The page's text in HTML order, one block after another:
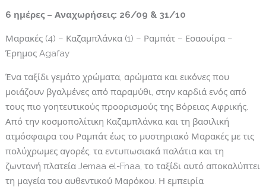
6 ημέρες – Αναχωρήσεις: 26/09 & 31/10
Μαρακές (4) – Καζαμπλάνκα (1) – Ραμπάτ – Εσαουίρα –
Έρημος Agafay
Ένα ταξίδι γεμάτο χρώματα, αρώματα και εικόνες που
μοιάζουν βγαλμένες από παραμύθι, στην καρδιά ενός από
τους πιο γοητευτικούς προορισμούς της Βόρειας Αφρικής.
Από την κοσμοπολίτικη Καζαμπλάνκα και τη βασιλική
ατμόσφαιρα του Ραμπάτ έως το μυστηριακό Μαρακές με τις
πολύχρωμες αγορές, τα εντυπωσιακά παλάτια και τη
ζωντανή πλατεία Jemaa el-Fnaa, το ταξίδι αυτό αποκαλύπτει
τη μαγεία του αυθεντικού Μαρόκου. Η εμπειρία